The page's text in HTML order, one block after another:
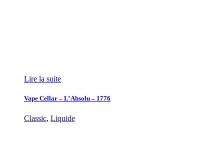
Lire la suite
Vape Cellar – L’ Absolu – 1776
Classic, Liquide